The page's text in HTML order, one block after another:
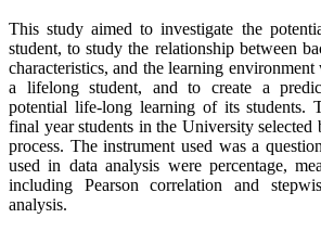
This study aimed to investigate the
student, to study the relationship between
characteristics, and the learning
a lifelong student, and to create a
potential life-long learning of its students.
final year students in the University
process. The instrument used was a
used in data analysis were percentage,
including Pearson correlation and
analysis.